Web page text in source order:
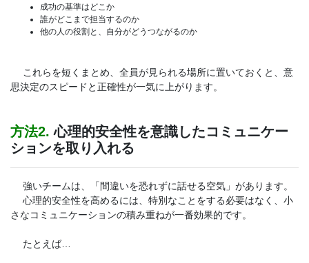
成功の基準はどこか
誰がどこまで担当するのか
他の人の役割と、自分がどうつながるのか
これらを短くまとめ、全員が見られる場所に置いておくと、意
思決定のスピードと正確性が一気に上がります。
方法2. 心理的安全性を意識したコミュニケー
ションを取り入れる
強いチームは、「間違いを恐れずに話せる空気」があります。
心理的安全性を高めるには、特別なことをする必要はなく、小
さなコミュニケーションの積み重ねが一番効果的です。
たとえば…